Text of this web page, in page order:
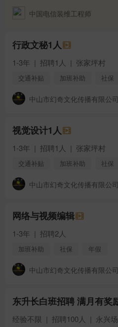
中国电信装维工程师
行政文秘1人
1-3年 | 招聘1人 | 张家坪村
交通补贴 加班补助
社保
节日福利
中山市幻奇文化传播有限公司
视觉设计1人
1-3年 | 招聘1人 | 张家坪村
交通补贴 加班补助
社保
节日福利
中山市幻奇文化传播有限公司
网络与视频编辑
1-3年 | 招聘2人
加班补助 社保 年假
中山市幻奇文化传播有限公司
东升长白班招聘 满月有奖
经验不限 | 招聘100人 | 永兴